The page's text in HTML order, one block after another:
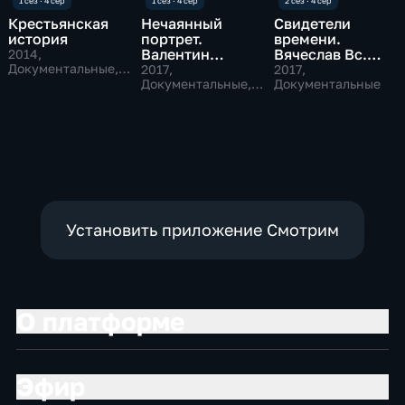
Крестьянская
история
2014,
Документальные,
Нечаянный
портрет.
Валентин
Курбатов.
Последние
2017,
Документальные,
Свидетели
времени.
Вячеслав Вс.
Иванов. И Бог
ночует между
2017,
Документальные
Установить приложение Смотрим